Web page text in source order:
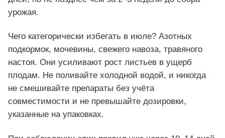
урожая.
Чего категорически избегать в июле? Азотных
подкормок, мочевины, свежего навоза, травяного
настоя. Они усиливают рост листьев в ущерб
плодам. Не поливайте холодной водой, и никогда
не смешивайте препараты без учёта
совместимости и не превышайте дозировки,
указанные на упаковках.